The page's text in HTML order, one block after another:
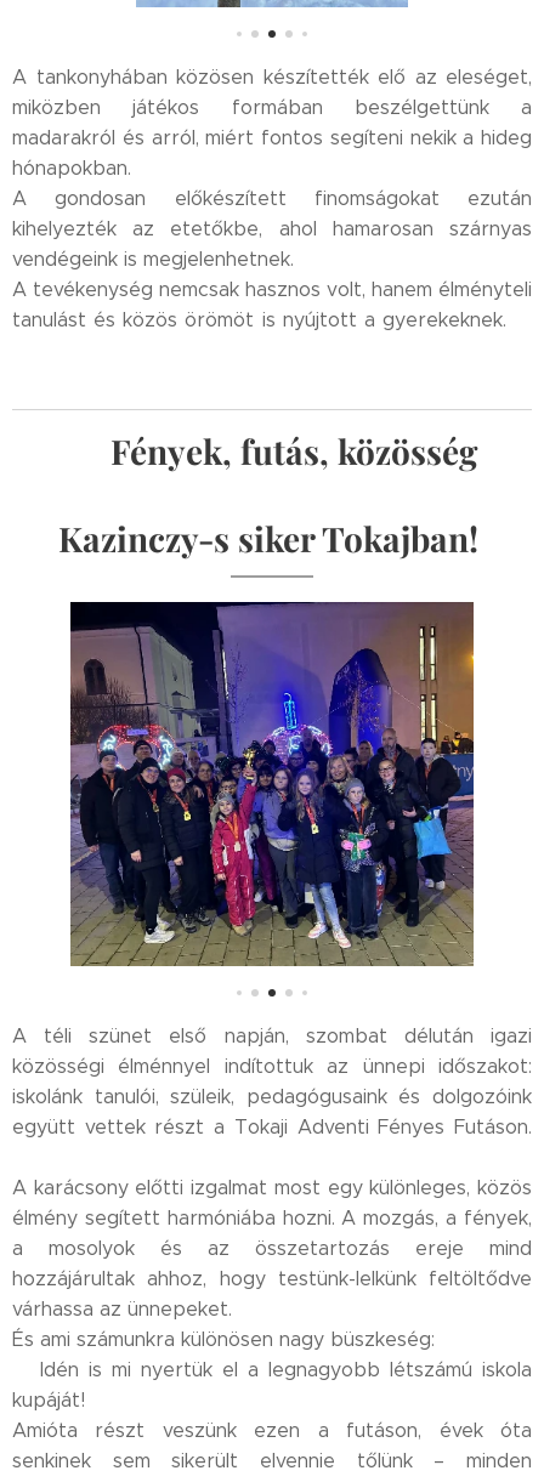
A tankonyhában közösen készítették elő az eleséget,
miközben játékos formában beszélgettünk a
madarakról és arról, miért fontos segíteni nekik a hideg
hónapokban.🤍
A gondosan előkészített finomságokat ezután
kihelyezték az etetőkbe, ahol hamarosan szárnyas
vendégeink is megjelenhetnek.
A tevékenység nemcsak hasznos volt, hanem élményteli
tanulást és közös örömöt is nyújtott a gyerekeknek.💙
🏃‍♀️✨ Fények, futás, közösség ✨
Kazinczy-s siker Tokajban!
A téli szünet első napján, szombat délután igazi
közösségi élménnyel indítottuk az ünnepi időszakot:
iskolánk tanulói, szüleik, pedagógusaink és dolgozóink
együtt vettek részt a Tokaji Adventi Fényes Futáson.
A karácsony előtti izgalmat most egy különleges, közös
élmény segített harmóniába hozni. A mozgás, a fények,
a mosolyok és az összetartozás ereje mind
hozzájárultak ahhoz, hogy testünk-lelkünk feltöltődve
várhassa az ünnepeket.
És ami számunkra különösen nagy büszkeség:
🏆Idén is mi nyertük el a legnagyobb létszámú iskola
kupáját!
Amióta részt veszünk ezen a futáson, évek óta
senkinek sem sikerült elvennie tőlünk – minden